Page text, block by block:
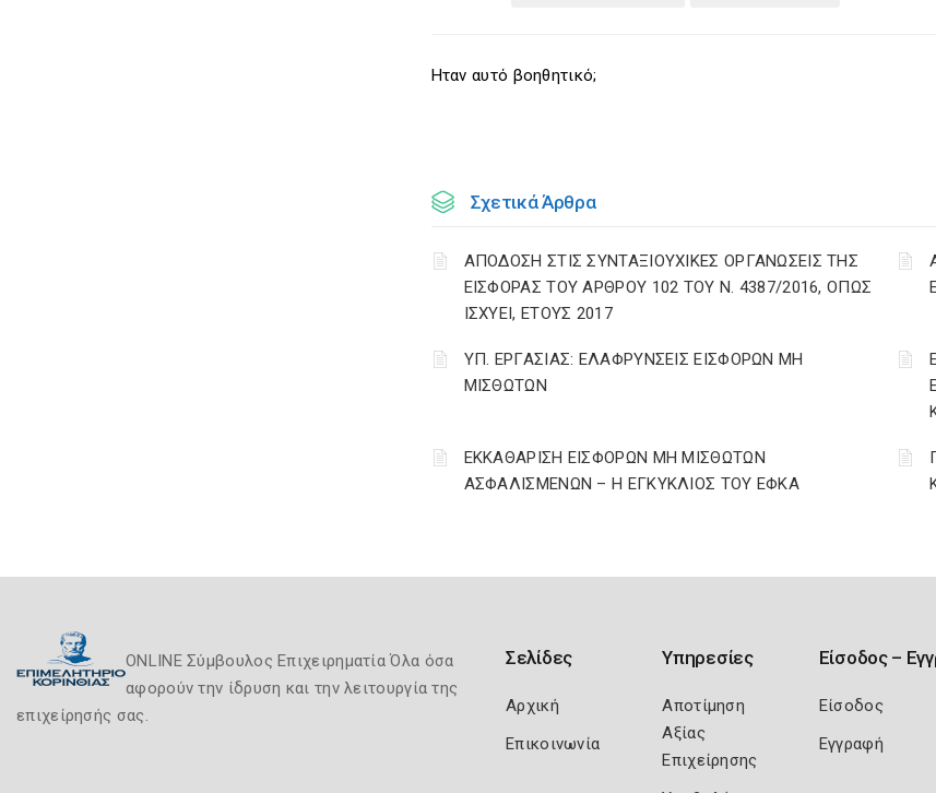
Ηταν αυτό βοηθητικό;
Σχετικά Άρθρα
ΑΠΟΔΟΣΗ ΣΤΙΣ ΣΥΝΤΑΞΙΟΥΧΙΚΕΣ ΟΡΓΑΝΩΣΕΙΣ ΤΗΣ
ΕΙΣΦΟΡΑΣ ΤΟΥ ΑΡΘΡΟΥ 102 ΤΟΥ Ν. 4387/2016, ΟΠΩΣ
ΙΣΧΥΕΙ, ΕΤΟΥΣ 2017
ΥΠ. ΕΡΓΑΣΙΑΣ: ΕΛΑΦΡΥΝΣΕΙΣ ΕΙΣΦΟΡΩΝ ΜΗ
ΜΙΣΘΩΤΩΝ
ΕΚΚΑΘΑΡΙΣΗ ΕΙΣΦΟΡΩΝ ΜΗ ΜΙΣΘΩΤΩΝ
ΑΣΦΑΛΙΣΜΕΝΩΝ – Η ΕΓΚΥΚΛΙΟΣ ΤΟΥ ΕΦΚΑ
ONLINE Σύμβουλος Επιχειρηματία Όλα όσα
αφορούν την ίδρυση και την λειτουργία της
επιχείρησής σας.
Σελίδες
Αρχική
Επικοινωνία
Υπηρεσίες
Αποτίμηση
Αξίας
Επιχείρησης
Είσοδος –
Είσοδος
Εγγραφή